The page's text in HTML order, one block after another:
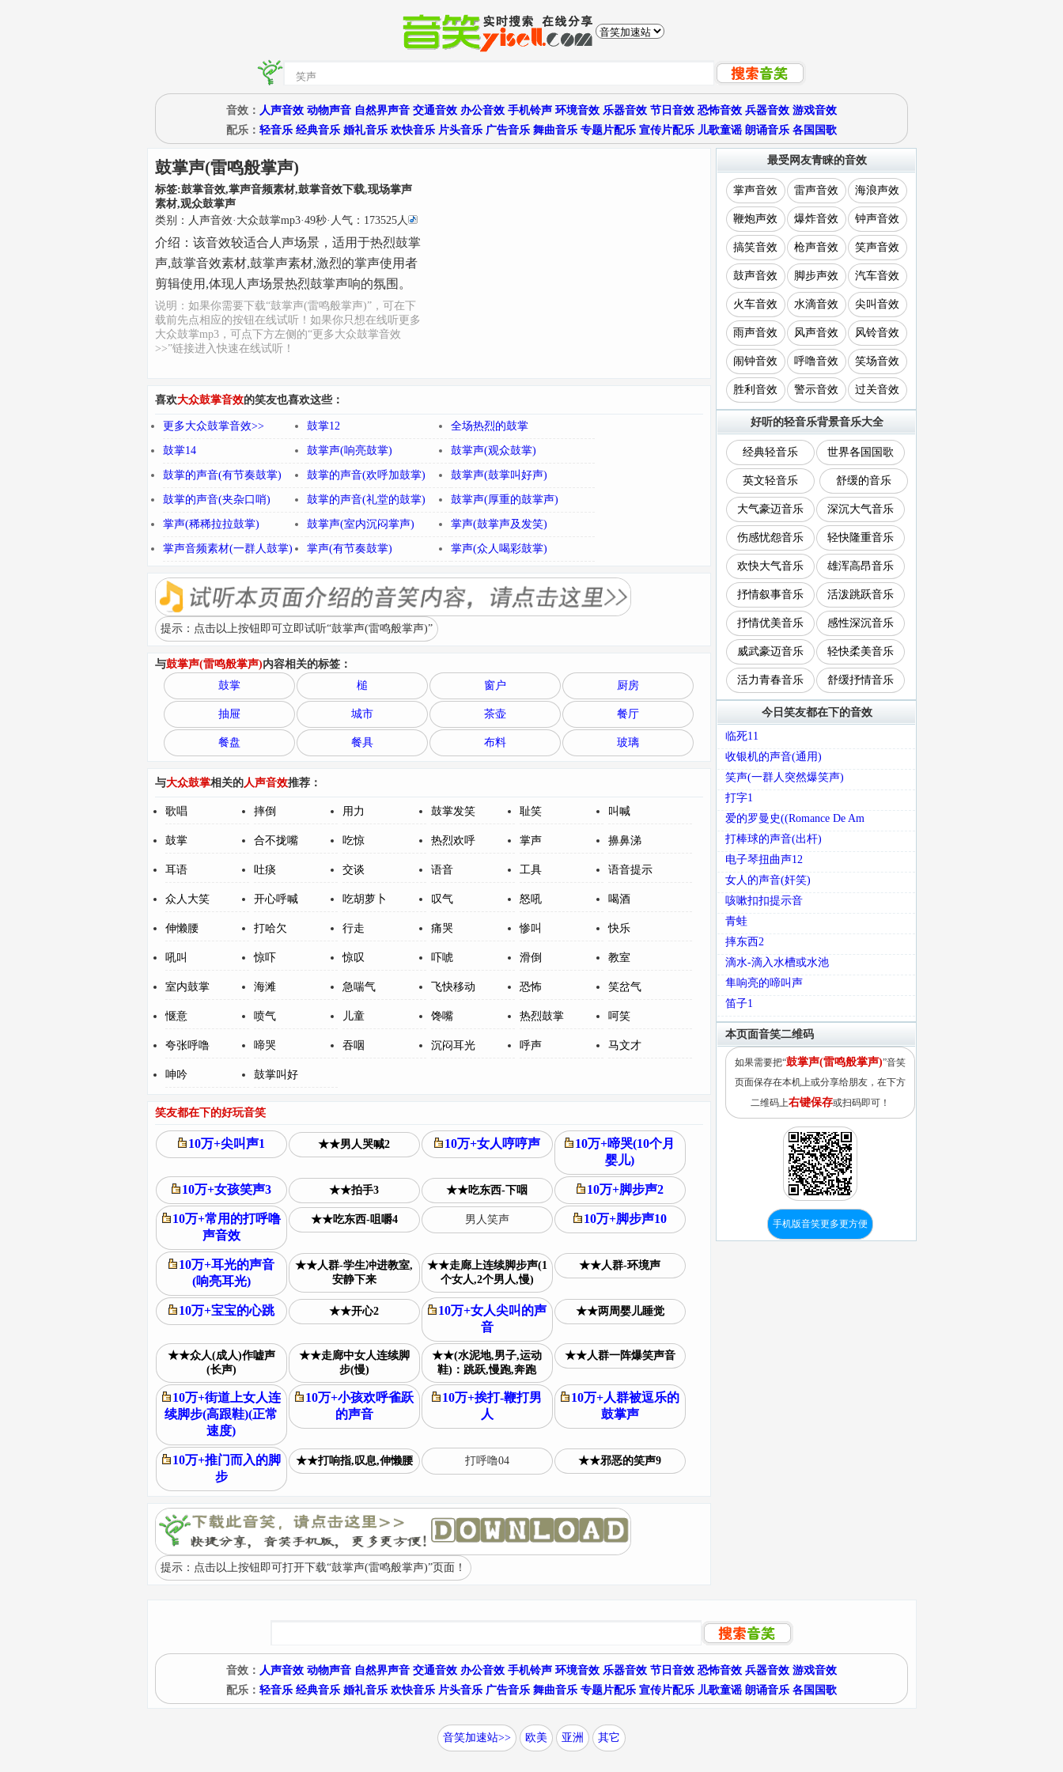
音效： 人声音效 动物声音 自然界声音 交通音效 办公音效 手机铃声 环境音效 乐器音效 节日音效 恐怖音效 兵器音效 游戏音效
配乐： 轻音乐 经典音乐 婚礼音乐 欢快音乐 片头音乐 广告音乐 舞曲音乐 专题片配乐 宣传片配乐 儿歌童谣 朗诵音乐 各国国歌
鼓掌声(雷鸣般掌声)
标签:鼓掌音效,掌声音频素材,鼓掌音效下载,现场掌声
素材,观众鼓掌声
类别： 人声音效· 大众鼓掌mp3·49秒·人气：173525人
介绍： 该音效较适合人声场景，适用于热烈鼓掌
声,鼓掌音效素材,鼓掌声素材,激烈的掌声使用者
剪辑使用,体现人声场景热烈鼓掌声响的氛围。
说明：如果你需要下载“鼓掌声(雷鸣般掌声)”，可在下
载前先点相应的按钮在线试听！如果你只想在线听更多
大众鼓掌mp3，可点下方左侧的“更多大众鼓掌音效
>>”链接进入快速在线试听！
喜欢大众鼓掌音效的笑友也喜欢这些：
更多大众鼓掌音效>> 鼓掌12 全场热烈的鼓掌
鼓掌14 鼓掌声(响亮鼓掌) 鼓掌声(观众鼓掌)
鼓掌的声音(有节奏鼓掌) 鼓掌的声音(欢呼加鼓掌) 鼓掌声(鼓掌叫好声)
鼓掌的声音(夹杂口哨) 鼓掌的声音(礼堂的鼓掌) 鼓掌声(厚重的鼓掌声)
掌声(稀稀拉拉鼓掌) 鼓掌声(室内沉闷掌声) 掌声(鼓掌声及发笑)
掌声音频素材(一群人鼓掌) 掌声(有节奏鼓掌) 掌声(众人喝彩鼓掌)
提示：点击以上按钮即可立即试听“鼓掌声(雷鸣般掌声)”
与鼓掌声(雷鸣般掌声)内容相关的标签：
鼓掌
槌 窗户 厨房
抽屉 城市 茶壶 餐厅
餐盘 餐具 布料 玻璃
与大众鼓掌相关的人声音效推荐：
歌唱 摔倒 用力 鼓掌发笑 耻笑 叫喊
鼓掌 合不拢嘴 吃惊 热烈欢呼 掌声 擤鼻涕
耳语 吐痰 交谈 语音 工具 语音提示
众人大笑 开心呼喊 吃胡萝卜 叹气 怒吼 喝酒
伸懒腰 打哈欠 行走 痛哭 惨叫 快乐
吼叫 惊吓 惊叹 吓唬 滑倒 教室
室内鼓掌 海滩 急喘气 飞快移动 恐怖 笑岔气
惬意 喷气 儿童 馋嘴 热烈鼓掌 呵笑
夸张呼噜 啼哭 吞咽 沉闷耳光 呼声 马文才
呻吟 鼓掌叫好
笑友都在下的好玩音笑
10万+尖叫声1 ★★男人哭喊2 10万+女人哼哼声
10万+啼哭(10个月
婴儿)
10万+女孩笑声3 ★★拍手3 ★★吃东西-下咽 10万+脚步声2
10万+常用的打呼噜
声音效
★★吃东西-咀嚼4 男人笑声 10万+脚步声10
10万+耳光的声音
(响亮耳光)
★★人群-学生冲进教室,
安静下来
★★走廊上连续脚步声(1
个女人,2个男人,慢)
★★人群-环境声
10万+宝宝的心跳 ★★开心2
10万+女人尖叫的声
音
★★两周婴儿睡觉
★★众人(成人)作嘘声
(长声)
★★走廊中女人连续脚
步(慢)
★★(水泥地,男子,运动
鞋)：跳跃,慢跑,奔跑
★★人群一阵爆笑声音
10万+街道上女人连
续脚步(高跟鞋)(正常
速度)
10万+小孩欢呼雀跃
的声音
10万+挨打-鞭打男
人
10万+人群被逗乐的
鼓掌声
10万+推门而入的脚
步
★★打响指,叹息,伸懒腰 打呼噜04 ★★邪恶的笑声9
提示：点击以上按钮即可打开下载“鼓掌声(雷鸣般掌声)”页面！
最受网友青睐的音效
掌声音效 雷声音效 海浪声效
鞭炮声效 爆炸音效 钟声音效
搞笑音效 枪声音效 笑声音效
鼓声音效 脚步声效 汽车音效
火车音效 水滴音效 尖叫音效
雨声音效 风声音效 风铃音效
闹钟音效 呼噜音效 笑场音效
胜利音效 警示音效 过关音效
好听的轻音乐背景音乐大全
经典轻音乐 世界各国国歌
英文轻音乐 舒缓的音乐
大气豪迈音乐 深沉大气音乐
伤感忧怨音乐 轻快隆重音乐
欢快大气音乐 雄浑高昂音乐
抒情叙事音乐 活泼跳跃音乐
抒情优美音乐 感性深沉音乐
威武豪迈音乐 轻快柔美音乐
活力青春音乐 舒缓抒情音乐
今日笑友都在下的音效
临死11
收银机的声音(通用)
笑声(一群人突然爆笑声)
打字1
爱的罗曼史((Romance De Am
打棒球的声音(出杆)
电子琴扭曲声12
女人的声音(奸笑)
咳嗽扣扣提示音
青蛙
摔东西2
滴水-滴入水槽或水池
隼响亮的啼叫声
笛子1
本页面音笑二维码
如果需要把“鼓掌声(雷鸣般掌声)”音笑
页面保存在本机上或分享给朋友，在下方
二维码上右键保存或扫码即可！
手机版音笑更多更方便
音效： 人声音效 动物声音 自然界声音 交通音效 办公音效 手机铃声 环境音效 乐器音效 节日音效 恐怖音效 兵器音效 游戏音效
配乐： 轻音乐 经典音乐 婚礼音乐 欢快音乐 片头音乐 广告音乐 舞曲音乐 专题片配乐 宣传片配乐 儿歌童谣 朗诵音乐 各国国歌
音笑加速站>> 欧美 亚洲 其它